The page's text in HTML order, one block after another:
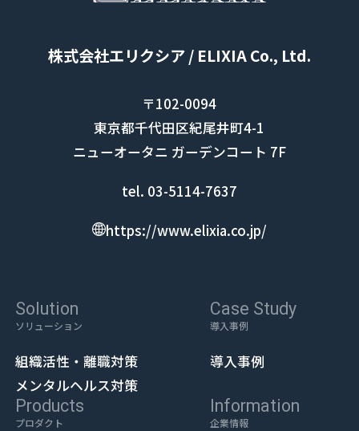
株式会社エリクシア / ELIXIA Co., Ltd.
〒102-0094
東京都千代田区紀尾井町4-1
ニューオータニ ガーデンコート 7F
tel. 03-5114-7637
https://www.elixia.co.jp/
Solution
ソリューション
組織活性・離職対策
メンタルヘルス対策
Case Study
導入事例
導入事例
Products
プロダクト
Information
企業情報